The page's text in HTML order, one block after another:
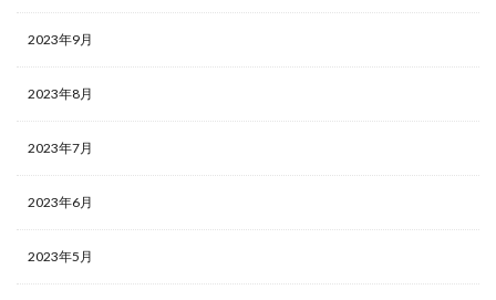
2023年9月
2023年8月
2023年7月
2023年6月
2023年5月